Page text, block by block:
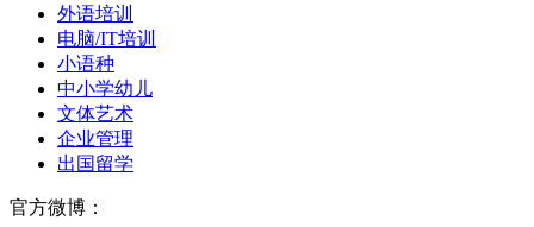
外语培训
电脑/IT培训
小语种
中小学幼儿
文体艺术
企业管理
出国留学
官方微博：